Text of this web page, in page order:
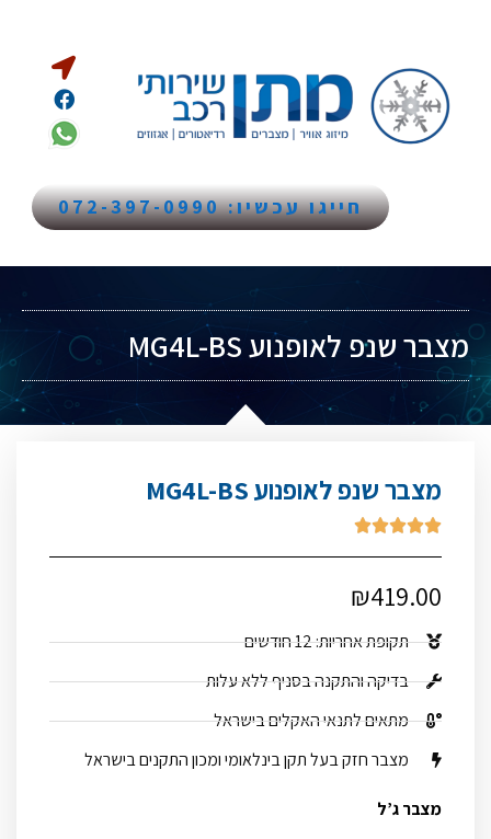
חייגו עכשיו: 072-397-0990
מצבר שנפ לאופנוע MG4L-BS
מצבר שנפ לאופנוע MG4L-BS





₪419.00
תקופת אחריות: 12 חודשים
בדיקה והתקנה בסניף ללא עלות
מתאים לתנאי האקלים בישראל
מצבר חזק בעל תקן בינלאומי ומכון התקנים בישראל
מצבר ג’ל